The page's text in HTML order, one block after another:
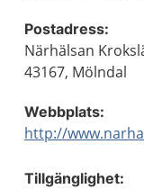
Postadress:
Närhälsan
43167, Mölndal
Webbplats:
http://
Tillgänglighet: